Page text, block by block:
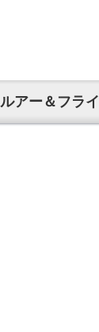
ルアー＆フライ